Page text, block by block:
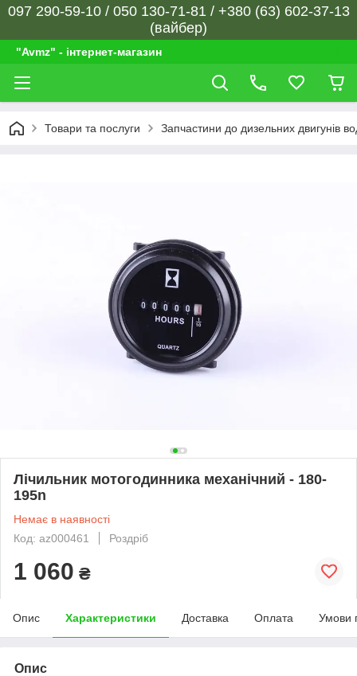
097 290-59-10 / 050 130-71-81 / +380 (63) 602-37-13
(вайбер)
"Avmz" - інтернет-магазин
Товари та послуги Запчастини до дизельних двигунів
Лічильник мотогодинника механічний - 180-
195n
Немає в наявності
Код: az000461
Роздріб
1 060 ₴
Опис Характеристики Доставка Оплата Умови
Опис